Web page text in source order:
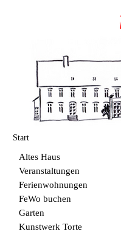
Start
Altes Haus
Veranstaltungen
Ferienwohnungen
FeWo buchen
Garten
Kunstwerk Torte